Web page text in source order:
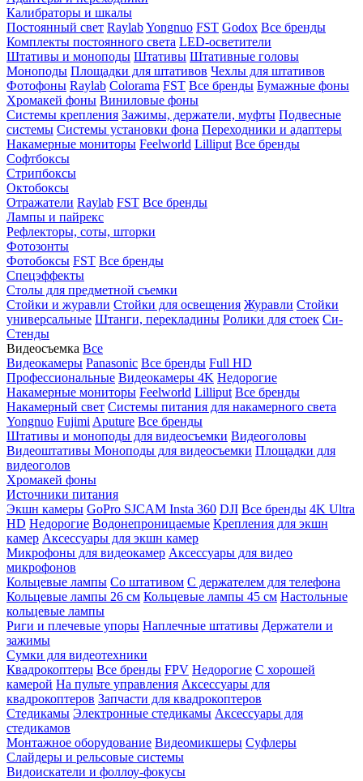
Калибраторы и шкалы
Постоянный свет RaylabYongnuo FST Godox Все бренды
Комплекты постоянного света LED-осветители
Штативы и моноподы Штативы Штативные головы
Моноподы Площадки для штативов Чехлы для штативов
Фотофоны Raylab Colorama FST Все бренды Бумажные фоны
Хромакей фоны Виниловые фоны
Системы крепления Зажимы, держатели, муфты Подвесные
системы Системы установки фона Переходники и адаптеры
Накамерные мониторы Feelworld Lilliput Все бренды
Софтбоксы
Стрипбоксы
Октобоксы
Отражатели Raylab FST Все бренды
Лампы и пайрекс
Рефлекторы, соты, шторки
Фотозонты
Фотобоксы FST Все бренды
Спецэффекты
Столы для предметной съемки
Стойки и журавли Стойки для освещения Журавли Стойки
универсальные Штанги, перекладины Ролики для стоек Си-
Стенды
Видеосъемка Все
Видеокамеры Panasonic Все бренды Full HD
Профессиональные Видеокамеры 4K Недорогие
Накамерные мониторы Feelworld Lilliput Все бренды
Накамерный свет Системы питания для накамерного света
Yongnuo Fujimi Aputure Все бренды
Штативы и моноподы для видеосъемки Видеоголовы
Видеоштативы Моноподы для видеосъемки Площадки для
видеоголов
Хромакей фоны
Источники питания
Экшн камеры GoPro SJCAM Insta 360 DJI Все бренды 4K Ultra
HD Недорогие Водонепроницаемые Крепления для экшн
камер Аксессуары для экшн камер
Микрофоны для видеокамер Аксессуары для видео
микрофонов
Кольцевые лампы Со штативом C держателем для телефона
Кольцевые лампы 26 см Кольцевые лампы 45 см Настольные
кольцевые лампы
Риги и плечевые упоры Наплечные штативы Держатели и
зажимы
Сумки для видеотехники
Квадрокоптеры Все бренды FPV Недорогие С хорошей
камерой На пульте управления Аксессуары для
квадрокоптеров Запчасти для квадрокоптеров
Стедикамы Электронные стедикамы Аксессуары для
стедикамов
Монтажное оборудование Видеомикшеры Суфлеры
Слайдеры и рельсовые системы
Видоискатели и фоллоу-фокусы